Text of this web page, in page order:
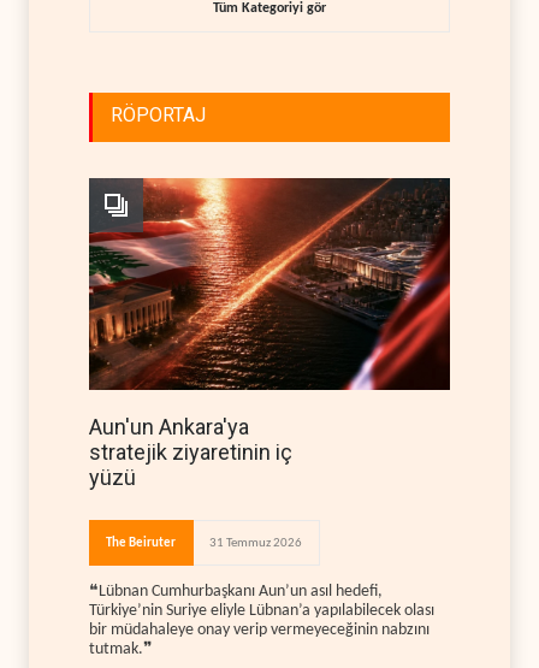
Tüm Kategoriyi gör
RÖPORTAJ
Aun'un Ankara'ya
stratejik ziyaretinin iç
yüzü
The Beiruter 31 Temmuz 2026
❝Lübnan Cumhurbaşkanı Aun’un asıl hedefi,
Türkiye’nin Suriye eliyle Lübnan’a yapılabilecek olası
bir müdahaleye onay verip vermeyeceğinin nabzını
tutmak.❞